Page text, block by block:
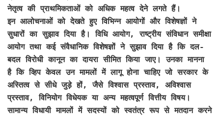
नेतृत्व की प्राथमिकताओं को अधिक महत्व देने लगते हैं।
इन आलोचनाओं को देखते हुए विभिन्न आयोगों और विशेषज्ञों ने
सुधारों का सुझाव दिया है। विधि आयोग, राष्ट्रीय संविधान समीक्षा
आयोग तथा कई संवैधानिक विशेषज्ञों ने सुझाव दिया है कि दल-
बदल विरोधी कानून का दायरा सीमित किया जाए। उनका मानना
है कि व्हिप केवल उन मामलों में लागू होना चाहिए जो सरकार के
अस्तित्व से सीधे जुड़े हों, जैसे विश्वास प्रस्ताव, अविश्वास
प्रस्ताव, विनियोग विधेयक या अन्य महत्वपूर्ण वित्तीय विषय।
सामान्य विधायी मामलों में सदस्यों को स्वतंत्र रूप से मतदान करने